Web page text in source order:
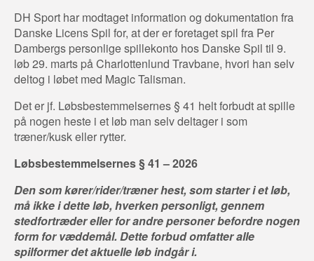
DH Sport har modtaget information og dokumentation fra
Danske Licens Spil for, at der er foretaget spil fra Per
Dambergs personlige spillekonto hos Danske Spil til 9.
løb 29. marts på Charlottenlund Travbane, hvori han selv
deltog i løbet med Magic Talisman.
Det er jf. Løbsbestemmelsernes § 41 helt forbudt at spille
på nogen heste i et løb man selv deltager i som
træner/kusk eller rytter.
Løbsbestemmelsernes § 41 – 2026
Den som kører/rider/træner hest, som starter i et løb,
må ikke i dette løb, hverken personligt, gennem
stedfortræder eller for andre personer befordre nogen
form for væddemål. Dette forbud omfatter alle
spilformer det aktuelle løb indgår i.